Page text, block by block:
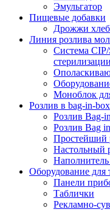
Эмульгатор
Пищевые добавки
Дрожжи
Линия розлива
Система CIP/
Моноблок
Розлив в bag-in-box
Розлив Bag-
Розлив Bag
Простейший
Настольный
Оборудование для
Панели
Таблички
Рекламно-